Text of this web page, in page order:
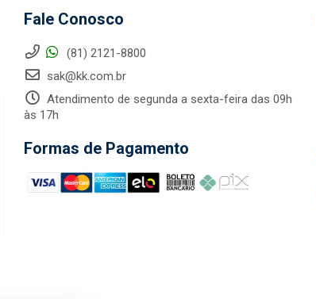
Fale Conosco
(81) 2121-8800
sak@kk.com.br
Atendimento de segunda a sexta-feira das 09h
às 17h
Formas de Pagamento